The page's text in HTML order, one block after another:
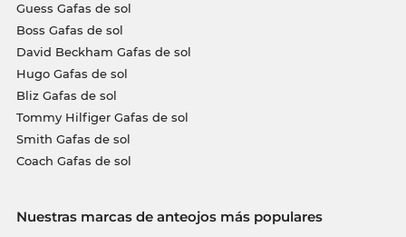
Guess Gafas de sol
Boss Gafas de sol
David Beckham Gafas de sol
Hugo Gafas de sol
Bliz Gafas de sol
Tommy Hilfiger Gafas de sol
Smith Gafas de sol
Coach Gafas de sol
Nuestras marcas de anteojos más populares